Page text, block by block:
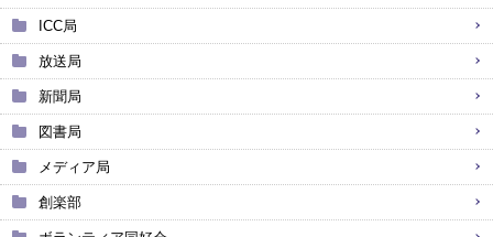
ICC局
放送局
新聞局
図書局
メディア局
創楽部